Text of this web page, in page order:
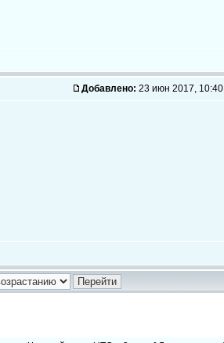
Добавлено: 23 июн 2017, 10:40